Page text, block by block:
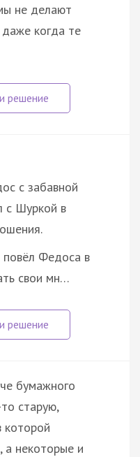
не делают
когда те
с забавной
с Шуркой в
Федоса в
свои мн…
бумажного
старую,
которой
а некоторые и